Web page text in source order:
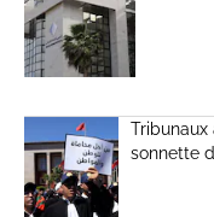
Tribunaux
sonnette